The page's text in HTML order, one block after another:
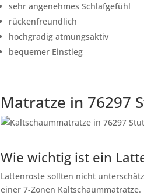
sehr angenehmes Schlafgefühl
rückenfreundlich
hochgradig atmungsaktiv
bequemer Einstieg
Matratze in 76297
Wie wichtig ist ein
Lattenroste sollten nicht
einer 7-Zonen